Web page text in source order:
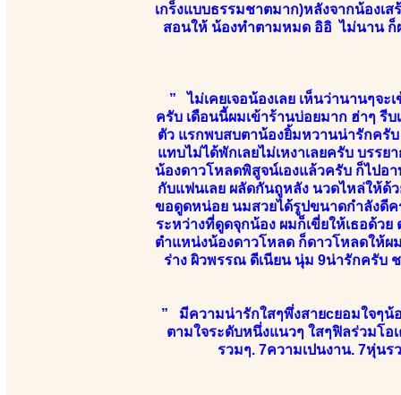
เกร็งแบบธรรมชาตมาก)หลังจากน้องเ
สอนให้ น้องทำตามหมด อิอิ ไม่นาน ก็
” ไม่เคยเจอน้องเลย เห็นว่านานๆจ
ครับ เดือนนี้ผมเข้าร้านบ่อยมาก ฮ่าๆ รีบ
ตัว แรกพบสบตาน้องยิ้มหวานน่ารักครั
แทบไม่ได้พักเลยไม่เหงาเลยครับ บรร
น้องดาวโหลดพิสูจน์เองแล้วครับ ก็ไปอ
กับแฟนเลย ผลัดกันถูหลัง นวดไหล่ให้ด้ว
ขอดูดหน่อย นมสวยได้รูปขนาดกำลังดีค
ระหว่างที่ดูดจุกน้อง ผมก็เขี่ยให้เธอด้ว
ตำแหน่งน้องดาวโหลด ก็ดาวโหลดให้ผ
ร่าง ผิวพรรณ ดีเนียน นุ่ม 9น่ารักครับ
” มีความน่ารักใสๆพึ่งสายcยอมใจๆน้
ตามใจระดับหนึ่งแนวๆ ใสๆฟิลร่วมโอ
รวมๆ. 7ความเปนงาน. 7หุ่นร